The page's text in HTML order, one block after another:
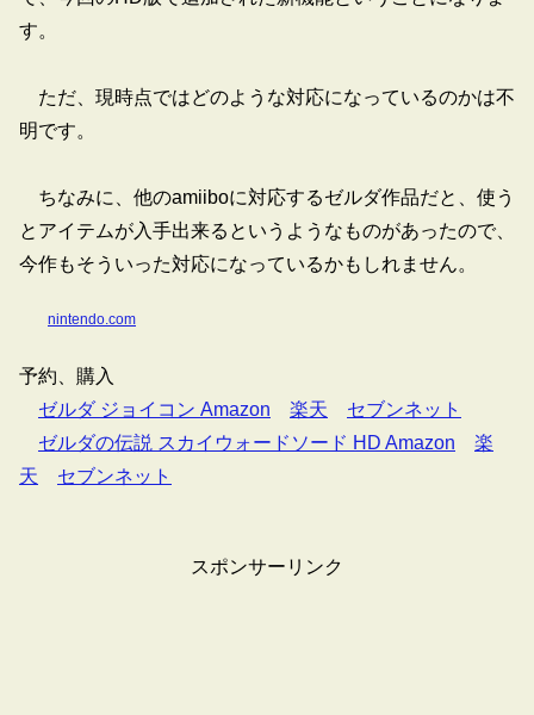
す。
ただ、現時点ではどのような対応になっているのかは不
明です。
ちなみに、他のamiiboに対応するゼルダ作品だと、使う
とアイテムが入手出来るというようなものがあったので、
今作もそういった対応になっているかもしれません。
nintendo.com
予約、購入
ゼルダ ジョイコン Amazon
楽天
セブンネット
ゼルダの伝説 スカイウォードソード HD Amazon
楽
天
セブンネット
スポンサーリンク